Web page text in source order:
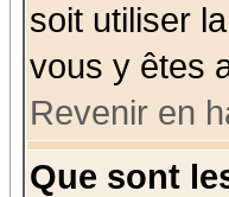
soit utiliser
vous y êtes
Revenir en
Que sont